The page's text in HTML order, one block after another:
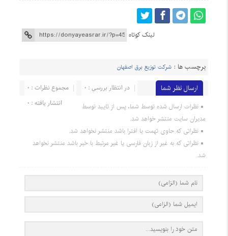
لینک کوتاه
برچسب ها : شرکت توزیع برق اصفهان
ارسال نظر شما مجموع نظرات : 0
در انتظار بررسی : 0
انتشار یافته : 0
نظرات ارسال شده توسط شما، پس از تایید توسط
مدیران سایت منتشر خواهد شد.
نظراتی که حاوی تهمت یا افترا باشد منتشر نخواهد شد.
نظراتی که به غیر از زبان فارسی یا غیر مرتبط با خبر باشد منتشر نخواهد
شد.